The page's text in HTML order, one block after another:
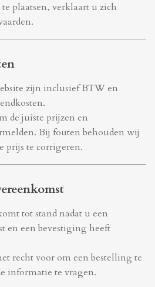
plaatsen, verklaart u zich
zijn inclusief BTW en
de juiste prijzen en
Bij fouten behouden wij
prijs te corrigeren.
tot stand nadat u een
en een bevestiging heeft
recht voor om een bestelling te
informatie te vragen.